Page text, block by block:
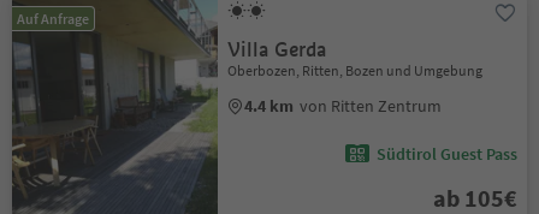
Auf Anfrage
Villa Gerda
Oberbozen, Ritten, Bozen und Umgebung
4.4 km von Ritten Zentrum
Südtirol Guest Pass
ab 105€